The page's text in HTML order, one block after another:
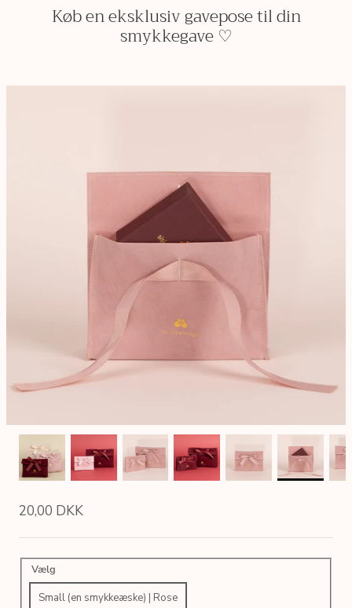
Køb en eksklusiv gavepose til din
smykkegave ♡
20,00 DKK
Vælg
Small (en smykkeæske) | Rose